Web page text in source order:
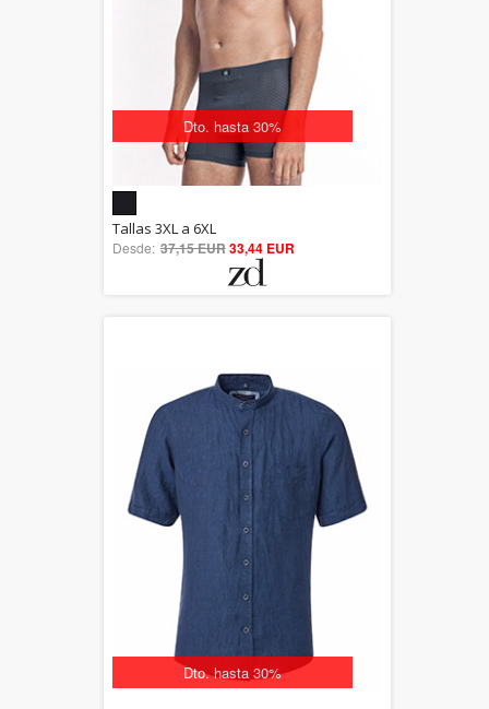
Dto. hasta 30%
5.00
out of 5
Tallas 3XL a 6XL
Desde: 37,15 EUR33,44 EUR
Dto. hasta 30%